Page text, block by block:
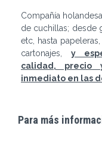
Compañía
de cuchillas; desde
etc, hasta
cartonajes, y
calidad,
inmediato en las
Para más